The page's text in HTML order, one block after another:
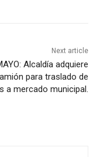
Next article
Alcaldía adquiere
para traslado de
a mercado municipal.